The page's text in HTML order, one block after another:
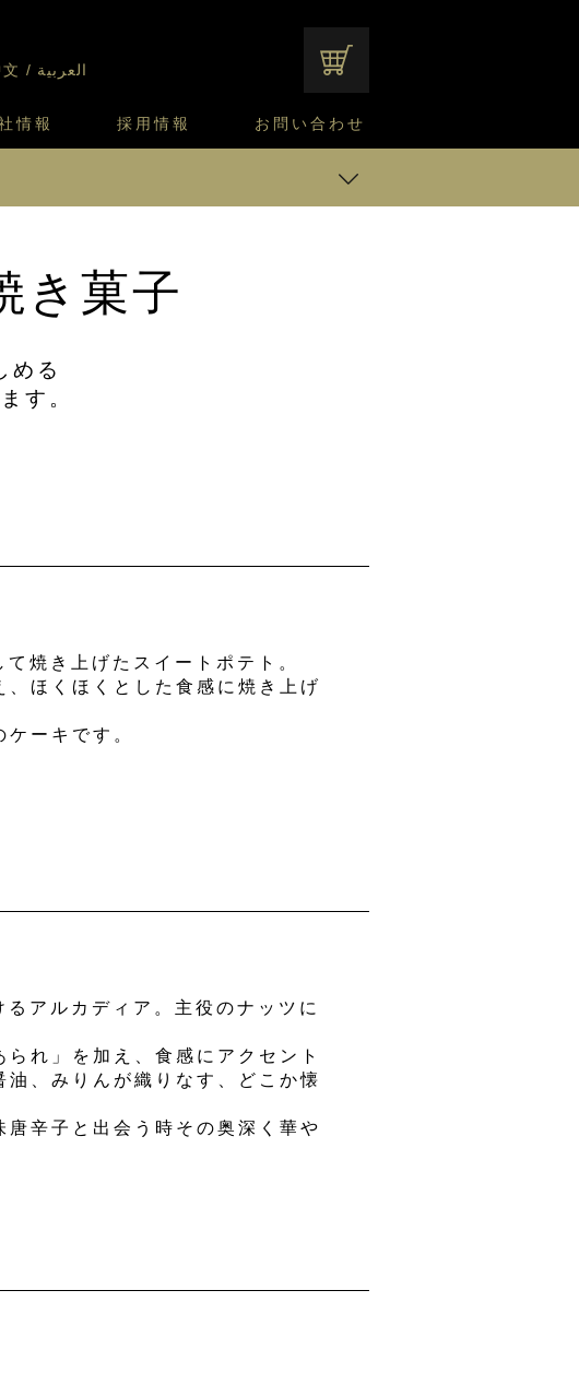
العربية
情報 採用情報 お問い合わせ
き菓子
める
す。
焼き上げたスイートポテト。
ほくほくとした食感に焼き上げ
ーキです。
アルカディア。主役のナッツに
れ」を加え、食感にアクセント
、みりんが織りなす、どこか懐
辛子と出会う時その奥深く華や